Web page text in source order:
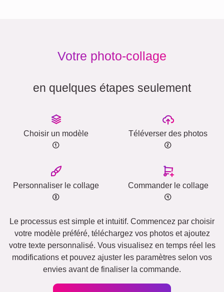
Votre photo-collage
en quelques étapes seulement
Choisir un modèle Téléverser des photos
Personnaliser le collage Commander le collage
Le processus est simple et intuitif. Commencez par choisir
votre modèle préféré, téléchargez vos photos et ajoutez
votre texte personnalisé. Vous visualisez en temps réel les
modifications et pouvez ajuster les paramètres selon vos
envies avant de finaliser la commande.